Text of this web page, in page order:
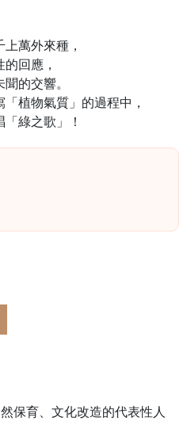
萬外來種，
回應，
的交響。
植物氣質」的過程中，
綠之歌」！
保育、文化改造的代表性人